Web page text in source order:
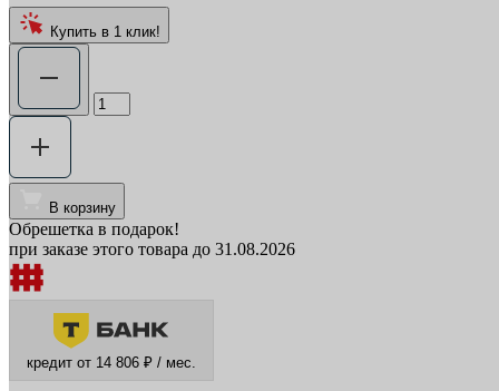
Купить в 1 клик!
В корзину
Обрешетка в подарок!
при заказе этого товара до 31.08.2026
кредит от 14 806 ₽ / мес.